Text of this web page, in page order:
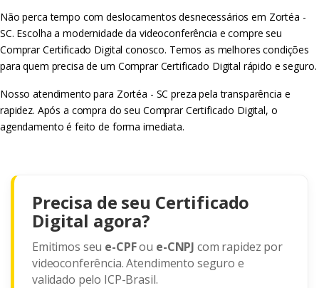
Não perca tempo com deslocamentos desnecessários em Zortéa -
SC. Escolha a modernidade da videoconferência e compre seu
Comprar Certificado Digital conosco. Temos as melhores condições
para quem precisa de um Comprar Certificado Digital rápido e seguro.
Nosso atendimento para Zortéa - SC preza pela transparência e
rapidez. Após a compra do seu Comprar Certificado Digital, o
agendamento é feito de forma imediata.
Precisa de seu Certificado
Digital agora?
Emitimos seu e-CPFou e-CNPJ com rapidez por
videoconferência. Atendimento seguro e
validado pelo ICP-Brasil.